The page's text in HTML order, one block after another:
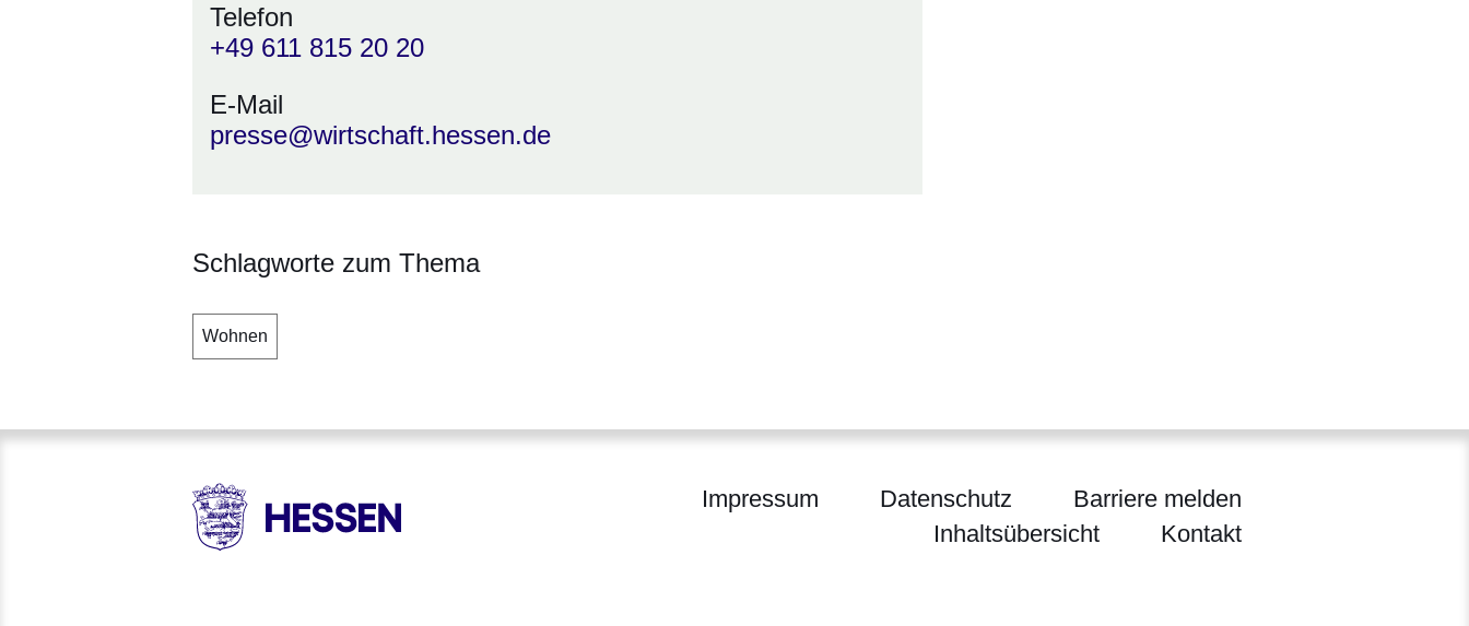
Telefon
+49 611 815 20 20
E-Mail
presse@wirtschaft.hessen.de
Schlagworte zum Thema
Wohnen
HESSEN - Hessische Landesregierung
Impressum Datenschutz
Barriere melden
Inhaltsübersicht
Kontakt